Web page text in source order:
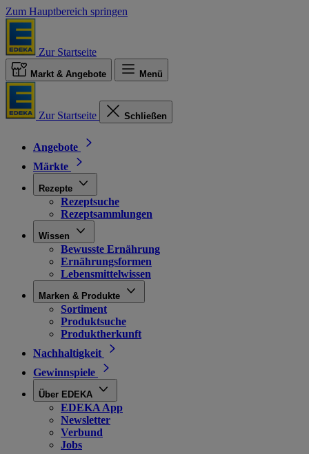
Zum Hauptbereich springen
Zur Startseite
Markt & Angebote Menü
Zur Startseite Schließen
Angebote
Märkte
Rezepte
Rezeptsuche
Rezeptsammlungen
Wissen
Bewusste Ernährung
Ernährungsformen
Lebensmittelwissen
Marken & Produkte
Sortiment
Produktsuche
Produktherkunft
Nachhaltigkeit
Gewinnspiele
Über EDEKA
EDEKA App
Newsletter
Verbund
Jobs